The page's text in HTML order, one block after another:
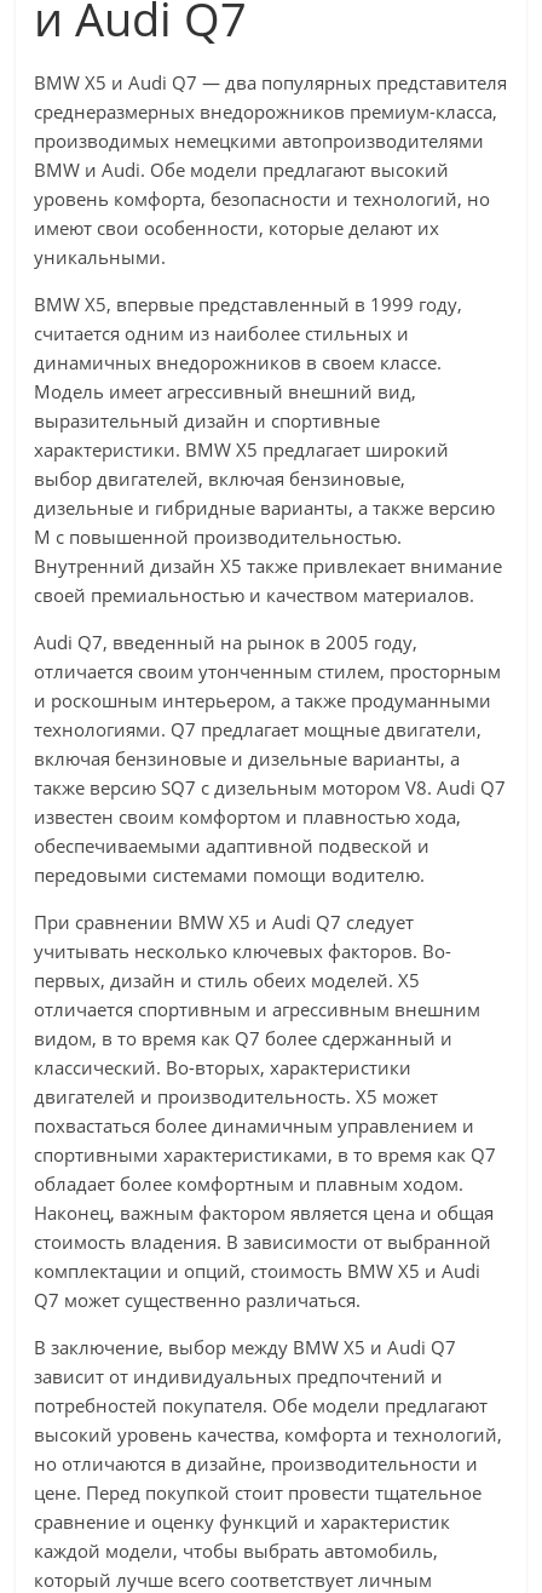
и Audi Q7
BMW X5 и Audi Q7 — два популярных представителя
среднеразмерных внедорожников премиум-класса,
производимых немецкими автопроизводителями
BMW и Audi. Обе модели предлагают высокий
уровень комфорта, безопасности и технологий, но
имеют свои особенности, которые делают их
уникальными.
BMW X5, впервые представленный в 1999 году,
считается одним из наиболее стильных и
динамичных внедорожников в своем классе.
Модель имеет агрессивный внешний вид,
выразительный дизайн и спортивные
характеристики. BMW X5 предлагает широкий
выбор двигателей, включая бензиновые,
дизельные и гибридные варианты, а также версию
M с повышенной производительностью.
Внутренний дизайн X5 также привлекает внимание
своей премиальностью и качеством материалов.
Audi Q7, введенный на рынок в 2005 году,
отличается своим утонченным стилем, просторным
и роскошным интерьером, а также продуманными
технологиями. Q7 предлагает мощные двигатели,
включая бензиновые и дизельные варианты, а
также версию SQ7 с дизельным мотором V8. Audi Q7
известен своим комфортом и плавностью хода,
обеспечиваемыми адаптивной подвеской и
передовыми системами помощи водителю.
При сравнении BMW X5 и Audi Q7 следует
учитывать несколько ключевых факторов. Во-
первых, дизайн и стиль обеих моделей. X5
отличается спортивным и агрессивным внешним
видом, в то время как Q7 более сдержанный и
классический. Во-вторых, характеристики
двигателей и производительность. X5 может
похвастаться более динамичным управлением и
спортивными характеристиками, в то время как Q7
обладает более комфортным и плавным ходом.
Наконец, важным фактором является цена и общая
стоимость владения. В зависимости от выбранной
комплектации и опций, стоимость BMW X5 и Audi
Q7 может существенно различаться.
В заключение, выбор между BMW X5 и Audi Q7
зависит от индивидуальных предпочтений и
потребностей покупателя. Обе модели предлагают
высокий уровень качества, комфорта и технологий,
но отличаются в дизайне, производительности и
цене. Перед покупкой стоит провести тщательное
сравнение и оценку функций и характеристик
каждой модели, чтобы выбрать автомобиль,
который лучше всего соответствует личным